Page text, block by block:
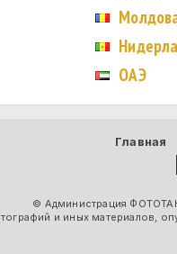
ОАЭ
Главная
© Администрация
и иных материалов,